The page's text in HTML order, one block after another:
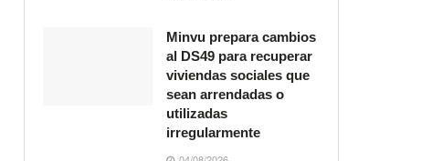
Minvu prepara cambios
al DS49 para recuperar
viviendas sociales que
sean arrendadas o
utilizadas
irregularmente